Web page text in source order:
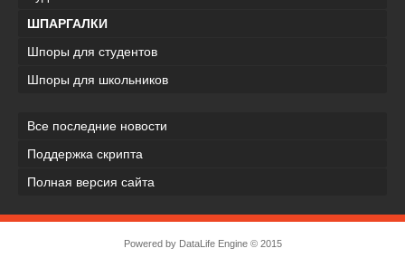
ШПАРГАЛКИ
Шпоры для студентов
Шпоры для школьников
Все последние новости
Поддержка скрипта
Полная версия сайта
Powered by DataLife Engine© 2015